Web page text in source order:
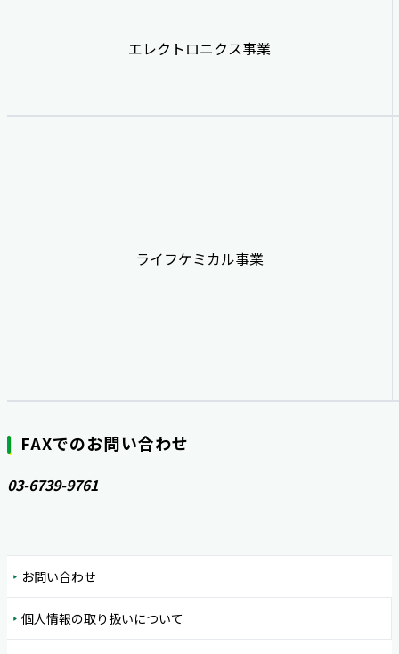
エレクトロニクス事業
ライフケミカル事業
FAXでのお問い合わせ
03-6739-9761
お問い合わせ
個人情報の取り扱いについて